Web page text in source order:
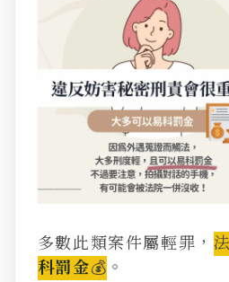
多數此類案件屬輕罪，
科罰金💰 。